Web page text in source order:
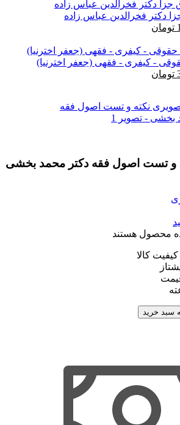
دکتر فخرالدین عباس زاده
150,000 تومان
تومان
135,000 تومان
است.
- کیفری - فقهی (جعفر اخترنیا)
تومان
است.
و تست اصول فقه دکتر محمد بخشی
محصول هستند
کالا
اصول فقه دکتر محمد بخشی عدد
سبد خرید